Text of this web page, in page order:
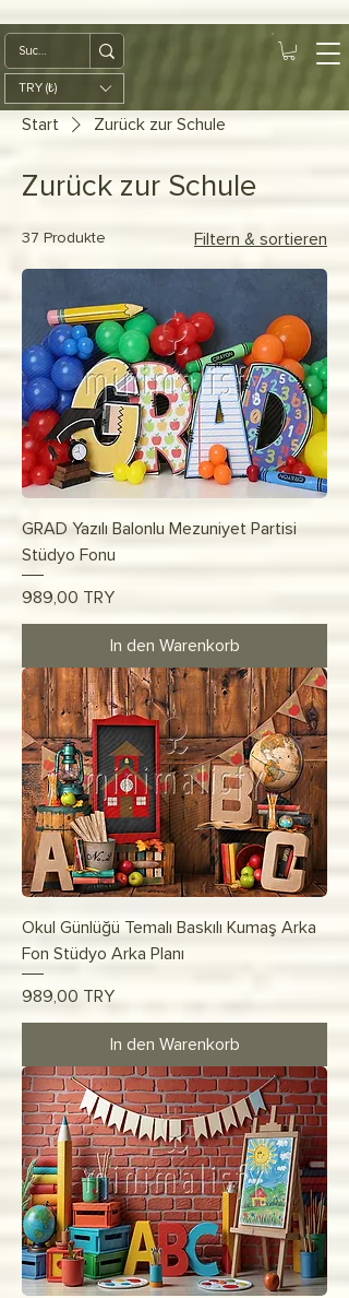
TRY (₺)
Start Zurück zur Schule
Zurück zur Schule
37 Produkte Filtern & sortieren
GRAD Yazılı Balonlu Mezuniyet Partisi
Stüdyo Fonu
Preis
989,00 TRY
In den Warenkorb
Okul Günlüğü Temalı Baskılı Kumaş Arka
Fon Stüdyo Arka Planı
Preis
989,00 TRY
In den Warenkorb